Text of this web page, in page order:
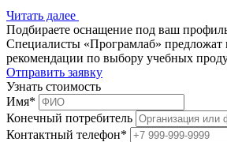
Читать далее
Подбираете оснащение под ваш
Специалисты «Програмлаб» предложат
рекомендации по выбору учебных
Отправить заявку
Узнать стоимость
Имя*
Конечный потребитель
Контактный телефон*